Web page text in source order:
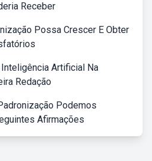
Receber
Possa Crescer E Obter
Artificial Na
Redação
Podemos
Afirmações